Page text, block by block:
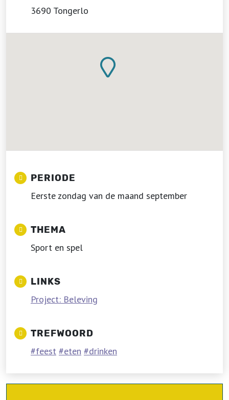
3690 Tongerlo
PERIODE
Eerste zondag van de maand september
THEMA
Sport en spel
LINKS
Project: Beleving
TREFWOORD
feest eten drinken